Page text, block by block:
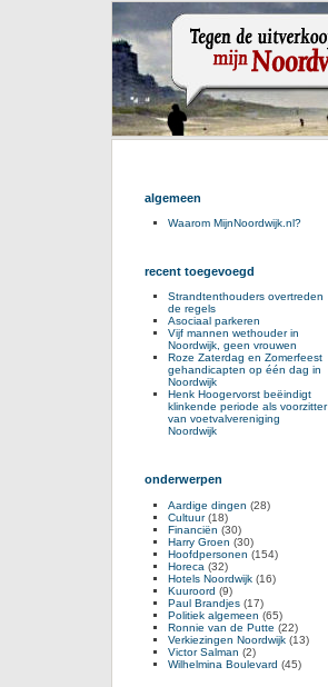
algemeen
Waarom MijnNoordwijk.nl?
recent toegevoegd
Strandtenthouders overtreden
de regels
Asociaal parkeren
Vijf mannen wethouder in
Noordwijk, geen vrouwen
Roze Zaterdag en Zomerfeest
gehandicapten op één dag in
Noordwijk
Henk Hoogervorst beëindigt
klinkende periode als voorzitter
van voetvalvereniging
Noordwijk
onderwerpen
Aardige dingen (28)
Cultuur(18)
Financiën (30)
Harry Groen (30)
Hoofdpersonen (154)
Horeca (32)
Hotels Noordwijk (16)
Kuuroord (9)
Paul Brandjes (17)
Politiek algemeen (65)
Ronnie van de Putte (22)
Verkiezingen Noordwijk (13)
Victor Salman (2)
Wilhelmina Boulevard (45)